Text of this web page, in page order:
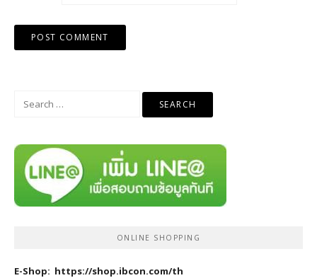
Search
ONLINE SHOPPING
E-Shop: https://shop.ibcon.com/th